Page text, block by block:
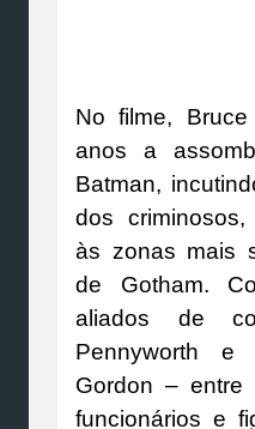
No filme,
anos a
Batman,
dos
às zonas mais
de Gotham.
aliados de
Pennyworth e
Gordon – entre
funcionários e